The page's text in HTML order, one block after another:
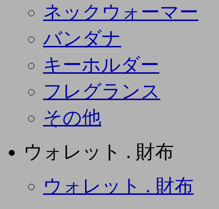
ネックウォーマー
バンダナ
キーホルダー
フレグランス
その他
ウォレット . 財布
ウォレット . 財布